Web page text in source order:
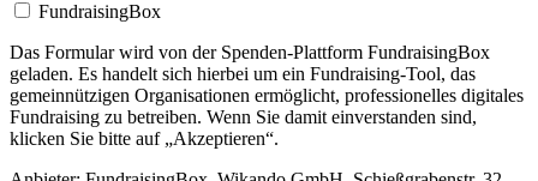
FundraisingBox
Das Formular wird von der Spenden-Plattform FundraisingBox
geladen. Es handelt sich hierbei um ein Fundraising-Tool, das
gemeinnützigen Organisationen ermöglicht, professionelles digitales
Fundraising zu betreiben. Wenn Sie damit einverstanden sind,
klicken Sie bitte auf „Akzeptieren“.